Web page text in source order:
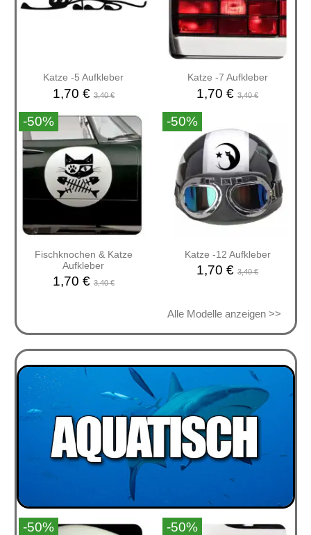
Katze -5 Aufkleber
1,70 €3,40 €
Katze -7 Aufkleber
1,70 €3,40 €
-50%
Fischknochen & Katze
Aufkleber
1,70 €3,40 €
-50%
Katze -12 Aufkleber
1,70 €3,40 €
Alle Modelle anzeigen >>
-50% -50%